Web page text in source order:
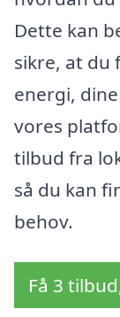
Dette kan
sikre, at du
energi,
vores
tilbud fra
så du kan
behov.
Få 3